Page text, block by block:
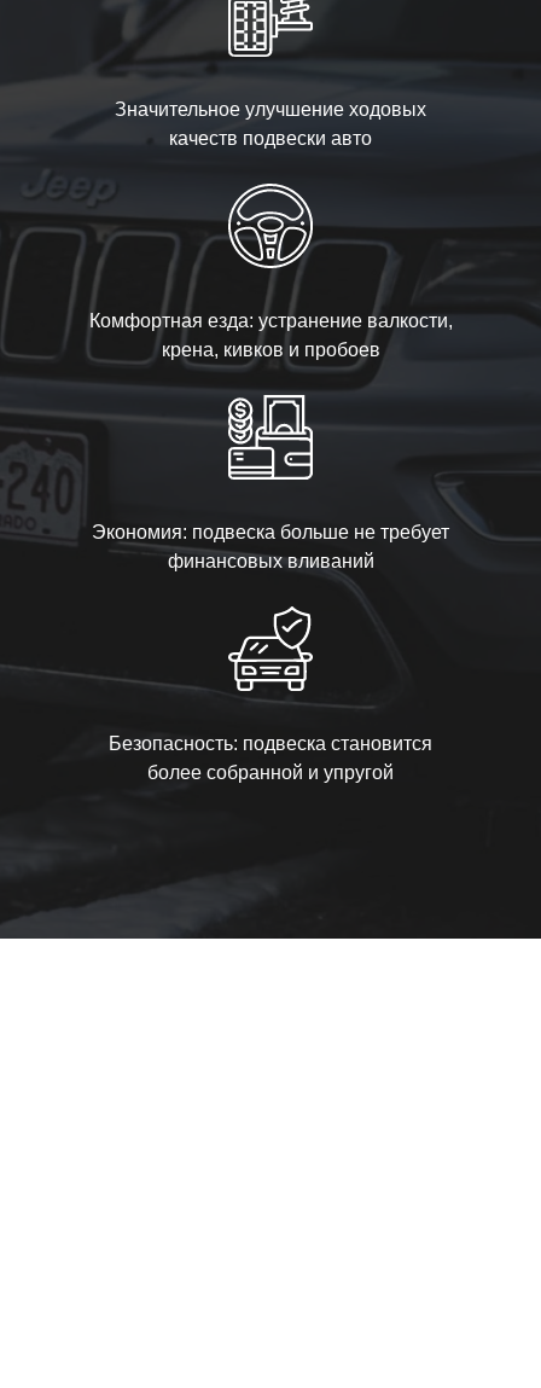
Значительное улучшение ходовых
качеств подвески авто
Комфортная езда: устранение валкости,
крена, кивков и пробоев
Экономия: подвеска больше не требует
финансовых вливаний
Безопасность: подвеска становится
более собранной и упругой